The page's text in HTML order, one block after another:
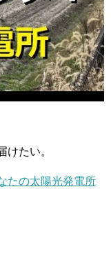
けたい。
たの太陽光発電所